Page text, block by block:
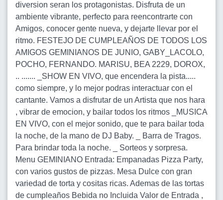
diversion seran los protagonistas. Disfruta de un
ambiente vibrante, perfecto para reencontrarte con
Amigos, conocer gente nueva, y dejarte llevar por el
ritmo. FESTEJO DE CUMPLEAÑOS DE TODOS LOS
AMIGOS GEMINIANOS DE JUNIO, GABY_LACOLO,
POCHO, FERNANDO. MARISU, BEA 2229, DOROX,
.. ....... _SHOW EN VIVO, que encendera la pista.....
como siempre, y lo mejor podras interactuar con el
cantante. Vamos a disfrutar de un Artista que nos hara
, vibrar de emocion, y bailar todos los ritmos _MUSICA
EN VIVO, con el mejor sonido, que te para bailar toda
la noche, de la mano de DJ Baby. _ Barra de Tragos.
Para brindar toda la noche. _ Sorteos y sorpresa.
Menu GEMINIANO Entrada: Empanadas Pizza Party,
con varios gustos de pizzas. Mesa Dulce con gran
variedad de torta y cositas ricas. Ademas de las tortas
de cumpleaños Bebida no Incluida Valor de Entrada ,